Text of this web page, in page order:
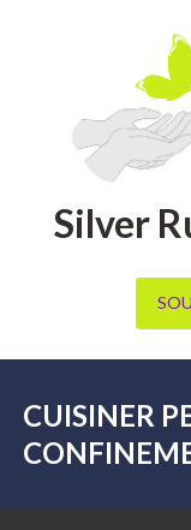
Silver
CUISINER